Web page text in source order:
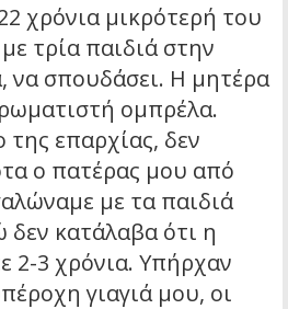
χρόνια μικρότερή του
τρία παιδιά στην
να σπουδάσει. Η μητέρα
ομπρέλα.
επαρχίας, δεν
ο πατέρας μου από
με τα παιδιά
δεν κατάλαβα ότι η
2-3 χρόνια. Υπήρχαν
γιαγιά μου, οι